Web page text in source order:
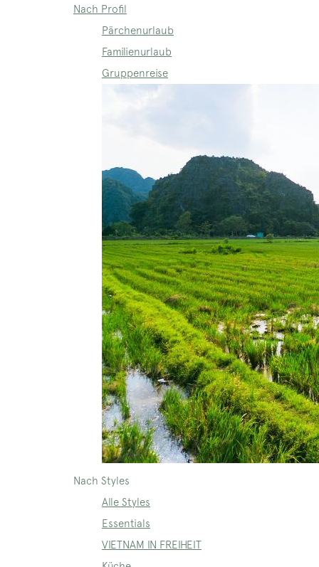
Nach Profil
Pärchenurlaub
Familienurlaub
Gruppenreise
Nach Styles
Alle Styles
Essentials
VIETNAM IN FREIHEIT